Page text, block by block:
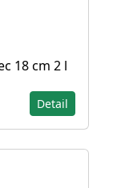
18 cm 2 l
Detail